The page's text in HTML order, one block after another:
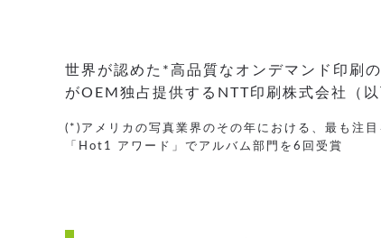
世界が認めた*高品質なオンデマンド印刷
がOEM独占提供するNTT印刷株式会社（
(*)アメリカの写真業界のその年における、最も
「Hot1 アワード」でアルバム部門を6回受賞